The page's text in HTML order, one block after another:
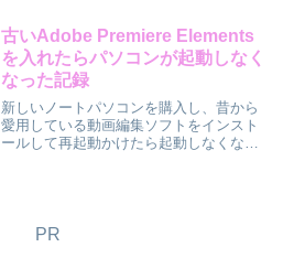
はいえ、すまいるぜみにもすでに入会し
たし、何より出るたびに...
古いAdobe Premiere Elements
を入れたらパソコンが起動しなく
なった記録
新しいノートパソコンを購入し、昔から
愛用している動画編集ソフトをインスト
ールして再起動かけたら起動しなくなっ
PR